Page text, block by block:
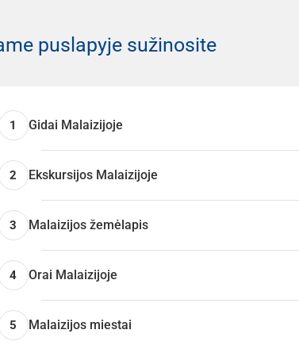
puslapyje sužinosite
1 Gidai Malaizijoje
2 Ekskursijos Malaizijoje
3 Malaizijos žemėlapis
4 Orai Malaizijoje
5 Malaizijos miestai